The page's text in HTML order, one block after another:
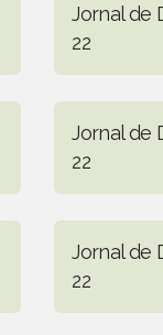
Jornal de
22
Jornal de
22
Jornal de
22